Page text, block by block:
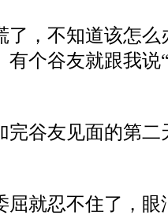
了，不知道该怎么
有个谷友就跟我说“
完谷友 见面的第
屈就忍不住了，眼